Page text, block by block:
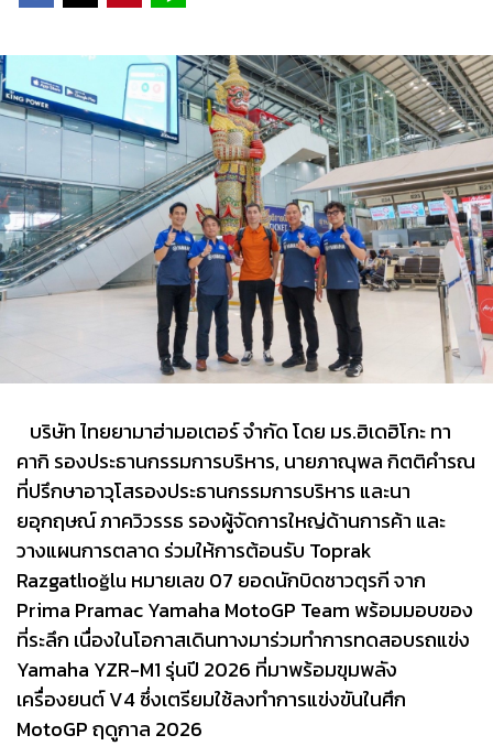
บริษัท ไทยยามาฮ่ามอเตอร์ จำกัด โดย มร.ฮิเดฮิโกะ ทา
คากิ รองประธานกรรมการบริหาร, นายภาณุพล กิตติคำรณ
ที่ปรึกษาอาวุโสรองประธานกรรมการบริหาร และนา
ยอุกฤษณ์ ภาควิวรรธ รองผู้จัดการใหญ่ด้านการค้า และ
วางแผนการตลาด ร่วมให้การต้อนรับ Toprak
Razgatlıoğlu หมายเลข 07 ยอดนักบิดชาวตุรกี จาก
Prima Pramac Yamaha MotoGP Team พร้อมมอบของ
ที่ระลึก เนื่องในโอกาสเดินทางมาร่วมทำการทดสอบรถแข่ง
Yamaha YZR-M1 รุ่นปี 2026 ที่มาพร้อมขุมพลัง
เครื่องยนต์ V4 ซึ่งเตรียมใช้ลงทำการแข่งขันในศึก
MotoGP ฤดูกาล 2026